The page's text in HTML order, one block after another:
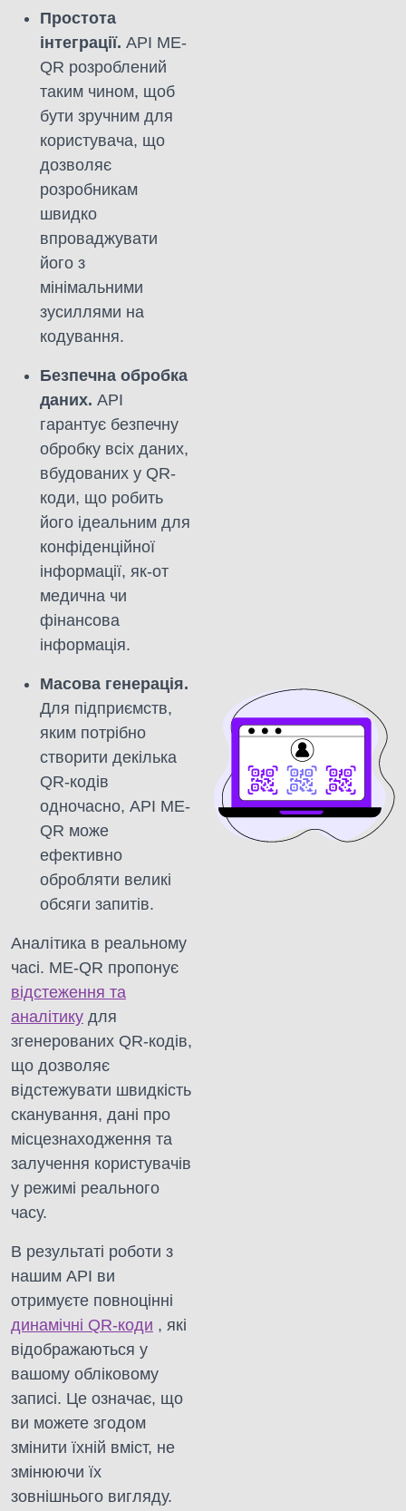
Простота
інтеграції. API ME-
QR розроблений
таким чином, щоб
бути зручним для
користувача, що
дозволяє
розробникам
швидко
впроваджувати
його з
мінімальними
зусиллями на
кодування.
Безпечна обробка
даних. API
гарантує безпечну
обробку всіх даних,
вбудованих у QR-
коди, що робить
його ідеальним для
конфіденційної
інформації, як-от
медична чи
фінансова
інформація.
Масова генерація.
Для підприємств,
яким потрібно
створити декілька
QR-кодів
одночасно, API ME-
QR може
ефективно
обробляти великі
обсяги запитів.
Аналітика в реальному
часі. ME-QR пропонує
відстеження та
аналітику для
згенерованих QR-кодів,
що дозволяє
відстежувати швидкість
сканування, дані про
місцезнаходження та
залучення користувачів
у режимі реального
часу.
В результаті роботи з
нашим API ви
отримуєте повноцінні
динамічні QR-коди , які
відображаються у
вашому обліковому
записі. Це означає, що
ви можете згодом
змінити їхній вміст, не
змінюючи їх
зовнішнього вигляду.